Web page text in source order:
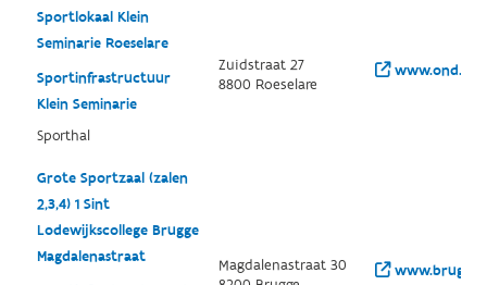
Sportlokaal Klein
Seminarie Roeselare
Sportinfrastructuur
Klein Seminarie
Sporthal
Zuidstraat 27
8800 Roeselare
Grote Sportzaal (zalen
2,3,4) 1 Sint
Lodewijkscollege Brugge
Magdalenastraat
Magdalenastraat 30